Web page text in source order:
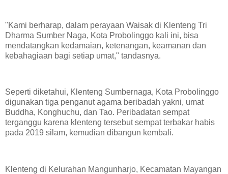
"Kami berharap, dalam perayaan Waisak di Klenteng Tri
Dharma Sumber Naga, Kota Probolinggo kali ini, bisa
mendatangkan kedamaian, ketenangan, keamanan dan
kebahagiaan bagi setiap umat," tandasnya.
Seperti diketahui, Klenteng Sumbernaga, Kota Probolinggo
digunakan tiga penganut agama beribadah yakni, umat
Buddha, Konghuchu, dan Tao. Peribadatan sempat
terganggu karena klenteng tersebut sempat terbakar habis
pada 2019 silam, kemudian dibangun kembali.
Klenteng di Kelurahan Mangunharjo, Kecamatan Mayangan